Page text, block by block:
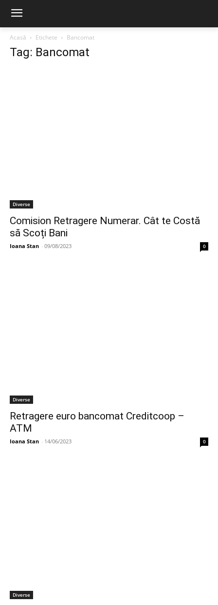
Acasă Etichete Bancomat
Tag: Bancomat
Diverse
Comision Retragere Numerar. Cât te Costă
să Scoți Bani
Ioana Stan - 09/08/2023 0
Diverse
Retragere euro bancomat Creditcoop –
ATM
Ioana Stan - 14/06/2023 0
Diverse